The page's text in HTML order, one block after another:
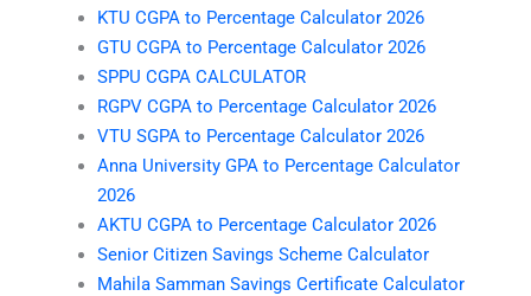
KTU CGPA to Percentage Calculator 2026
GTU CGPA to Percentage Calculator 2026
SPPU CGPA CALCULATOR
RGPV CGPA to Percentage Calculator 2026
VTU SGPA to Percentage Calculator 2026
Anna University GPA to Percentage Calculator
2026
AKTU CGPA to Percentage Calculator 2026
Senior Citizen Savings Scheme Calculator
Mahila Samman Savings Certificate Calculator